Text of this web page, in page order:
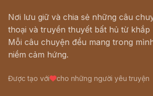
Nơi lưu giữ và chia sẻ những câu
thoại và truyền thuyết bất hủ từ khắp
Mỗi câu chuyện đều mang trong
niềm cảm hứng.
Được tạo với cho những người yêu truyện